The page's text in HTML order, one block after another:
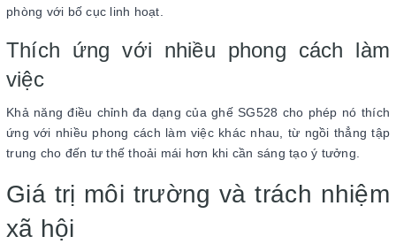
phòng với bố cục linh hoạt.
Thích ứng với nhiều phong cách làm
việc
Khả năng điều chỉnh đa dạng của ghế SG528 cho phép nó thích
ứng với nhiều phong cách làm việc khác nhau, từ ngồi thẳng tập
trung cho đến tư thế thoải mái hơn khi cần sáng tạo ý tưởng.
Giá trị môi trường và trách nhiệm
xã hội